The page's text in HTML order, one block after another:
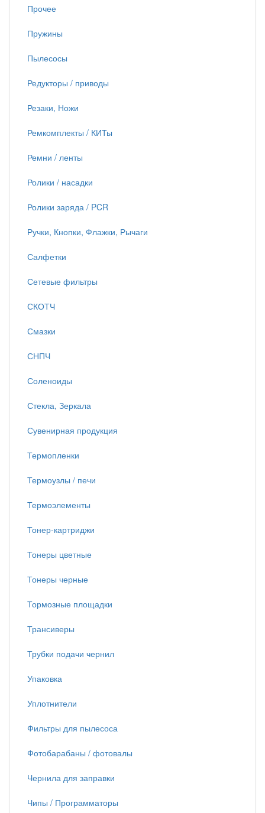
Прочее
Пружины
Пылесосы
Редукторы / приводы
Резаки, Ножи
Ремкомплекты / КИТы
Ремни / ленты
Ролики / насадки
Ролики заряда / PCR
Ручки, Кнопки, Флажки, Рычаги
Салфетки
Сетевые фильтры
СКОТЧ
Смазки
СНПЧ
Соленоиды
Стекла, Зеркала
Сувенирная продукция
Термопленки
Термоузлы / печи
Термоэлементы
Тонер-картриджи
Тонеры цветные
Тонеры черные
Тормозные площадки
Трансиверы
Трубки подачи чернил
Упаковка
Уплотнители
Фильтры для пылесоса
Фотобарабаны / фотовалы
Чернила для заправки
Чипы / Программаторы